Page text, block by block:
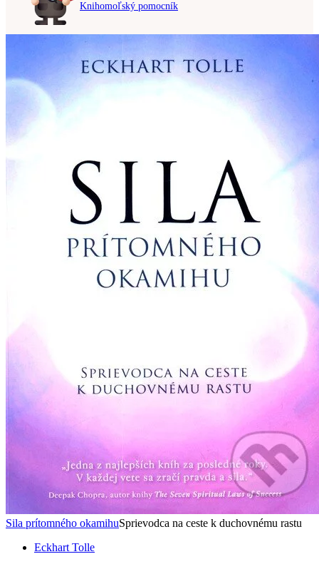
Knihomoľský pomocník
Sila prítomného okamihuSprievodca na ceste k duchovnému rastu
Eckhart Tolle